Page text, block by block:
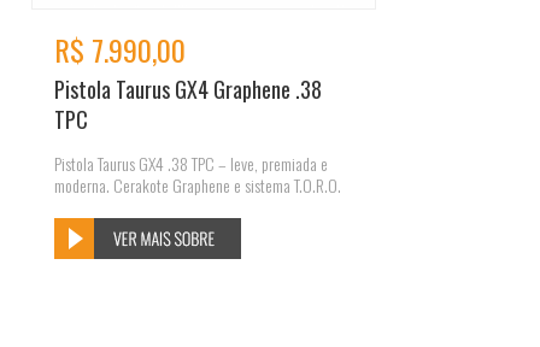
R$ 7.990,00
Pistola Taurus GX4 Graphene .38
TPC
Pistola Taurus GX4 .38 TPC – leve, premiada e
moderna. Cerakote Graphene e sistema T.O.R.O.